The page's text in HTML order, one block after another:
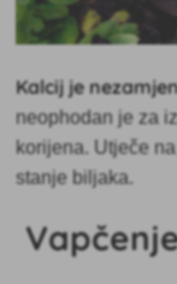
Kalcij je
neophodan je za
korijena. Utječe
stanje biljaka.